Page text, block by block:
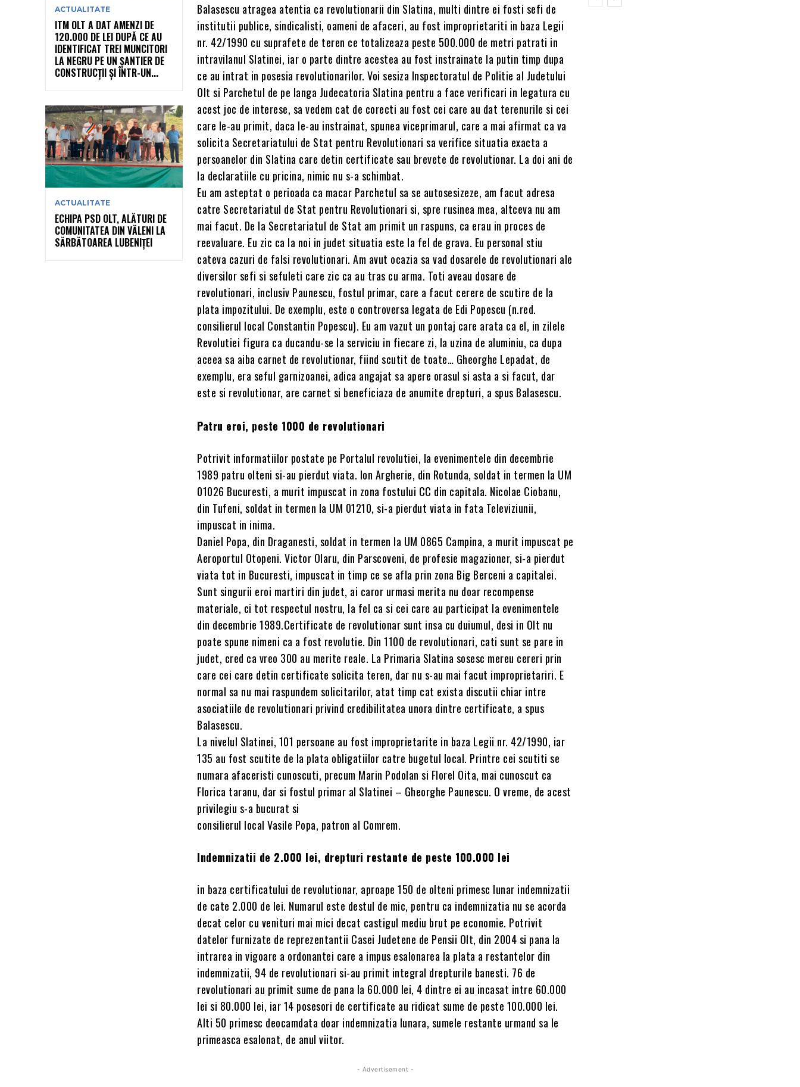
ACTUALITATE
ITM OLT A DAT AMENZI DE
120.000 DE LEI DUPĂ CE AU
IDENTIFICAT TREI MUNCITORI
LA NEGRU PE UN ȘANTIER DE
CONSTRUCȚII ȘI ÎNTR-UN...
ACTUALITATE
ECHIPA PSD OLT, ALĂTURI DE
COMUNITATEA DIN VĂLENI LA
SĂRBĂTOAREA LUBENIȚEI
Balasescu atragea atentia ca revolutionarii din Slatina, multi dintre ei fosti sefi de
institutii publice, sindicalisti, oameni de afaceri, au fost improprietariti in baza Legii
nr. 42/1990 cu suprafete de teren ce totalizeaza peste 500.000 de metri patrati in
intravilanul Slatinei, iar o parte dintre acestea au fost instrainate la putin timp dupa
ce au intrat in posesia revolutionarilor. Voi sesiza Inspectoratul de Politie al Judetului
Olt si Parchetul de pe langa Judecatoria Slatina pentru a face verificari in legatura cu
acest joc de interese, sa vedem cat de corecti au fost cei care au dat terenurile si cei
care le-au primit, daca le-au instrainat, spunea viceprimarul, care a mai afirmat ca va
solicita Secretariatului de Stat pentru Revolutionari sa verifice situatia exacta a
persoanelor din Slatina care detin certificate sau brevete de revolutionar. La doi ani de
la declaratiile cu pricina, nimic nu s-a schimbat.
Eu am asteptat o perioada ca macar Parchetul sa se autosesizeze, am facut adresa
catre Secretariatul de Stat pentru Revolutionari si, spre rusinea mea, altceva nu am
mai facut. De la Secretariatul de Stat am primit un raspuns, ca erau in proces de
reevaluare. Eu zic ca la noi in judet situatia este la fel de grava. Eu personal stiu
cateva cazuri de falsi revolutionari. Am avut ocazia sa vad dosarele de revolutionari ale
diversilor sefi si sefuleti care zic ca au tras cu arma. Toti aveau dosare de
revolutionari, inclusiv Paunescu, fostul primar, care a facut cerere de scutire de la
plata impozitului. De exemplu, este o controversa legata de Edi Popescu (n.red.
consilierul local Constantin Popescu). Eu am vazut un pontaj care arata ca el, in zilele
Revolutiei figura ca ducandu-se la serviciu in fiecare zi, la uzina de aluminiu, ca dupa
aceea sa aiba carnet de revolutionar, fiind scutit de toate… Gheorghe Lepadat, de
exemplu, era seful garnizoanei, adica angajat sa apere orasul si asta a si facut, dar
este si revolutionar, are carnet si beneficiaza de anumite drepturi, a spus Balasescu.
Patru eroi, peste 1000 de revolutionari
Potrivit informatiilor postate pe Portalul revolutiei, la evenimentele din decembrie
1989 patru olteni si-au pierdut viata. Ion Argherie, din Rotunda, soldat in termen la UM
01026 Bucuresti, a murit impuscat in zona fostului CC din capitala. Nicolae Ciobanu,
din Tufeni, soldat in termen la UM 01210, si-a pierdut viata in fata Televiziunii,
impuscat in inima.
Daniel Popa, din Draganesti, soldat in termen la UM 0865 Campina, a murit impuscat pe
Aeroportul Otopeni. Victor Olaru, din Parscoveni, de profesie magazioner, si-a pierdut
viata tot in Bucuresti, impuscat in timp ce se afla prin zona Big Berceni a capitalei.
Sunt singurii eroi martiri din judet, ai caror urmasi merita nu doar recompense
materiale, ci tot respectul nostru, la fel ca si cei care au participat la evenimentele
din decembrie 1989.Certificate de revolutionar sunt insa cu duiumul, desi in Olt nu
poate spune nimeni ca a fost revolutie. Din 1100 de revolutionari, cati sunt se pare in
judet, cred ca vreo 300 au merite reale. La Primaria Slatina sosesc mereu cereri prin
care cei care detin certificate solicita teren, dar nu s-au mai facut improprietariri. E
normal sa nu mai raspundem solicitarilor, atat timp cat exista discutii chiar intre
asociatiile de revolutionari privind credibilitatea unora dintre certificate, a spus
Balasescu.
La nivelul Slatinei, 101 persoane au fost improprietarite in baza Legii nr. 42/1990, iar
135 au fost scutite de la plata obligatiilor catre bugetul local. Printre cei scutiti se
numara afaceristi cunoscuti, precum Marin Podolan si Florel Oita, mai cunoscut ca
Florica taranu, dar si fostul primar al Slatinei – Gheorghe Paunescu. O vreme, de acest
privilegiu s-a bucurat si
consilierul local Vasile Popa, patron al Comrem.
Indemnizatii de 2.000 lei, drepturi restante de peste 100.000 lei
in baza certificatului de revolutionar, aproape 150 de olteni primesc lunar indemnizatii
de cate 2.000 de lei. Numarul este destul de mic, pentru ca indemnizatia nu se acorda
decat celor cu venituri mai mici decat castigul mediu brut pe economie. Potrivit
datelor furnizate de reprezentantii Casei Judetene de Pensii Olt, din 2004 si pana la
intrarea in vigoare a ordonantei care a impus esalonarea la plata a restantelor din
indemnizatii, 94 de revolutionari si-au primit integral drepturile banesti. 76 de
revolutionari au primit sume de pana la 60.000 lei, 4 dintre ei au incasat intre 60.000
lei si 80.000 lei, iar 14 posesori de certificate au ridicat sume de peste 100.000 lei.
Alti 50 primesc deocamdata doar indemnizatia lunara, sumele restante urmand sa le
primeasca esalonat, de anul viitor.
- Advertisement -